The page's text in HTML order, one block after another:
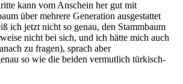
kann vom Anschein her gut mit
über mehrere Generation ausgestattet
ich jetzt nicht so genau, den Stammbaum
nicht bei sich, und ich hätte mich auch
zu fragen), sprach aber
so wie die beiden vermutlich türkisch-